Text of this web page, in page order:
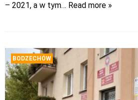
– 2021, a w tym… Read more »
BODZECHÓW